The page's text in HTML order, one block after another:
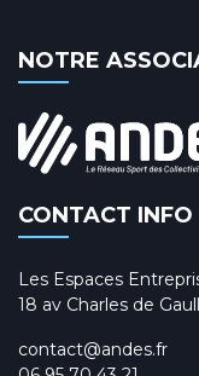
NOTRE
CONTACT INFO
Les Espaces
18 av Charles de
contact@andes.fr